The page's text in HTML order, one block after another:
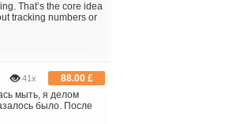
That’s the core idea
tracking numbers or
88.00 £
41x
мыть, я делом
было. После